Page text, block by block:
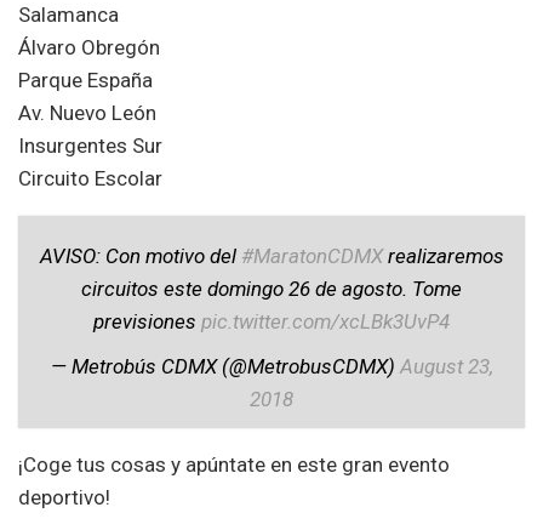
Salamanca
Álvaro Obregón
Parque España
Av. Nuevo León
Insurgentes Sur
Circuito Escolar
AVISO: Con motivo del #MaratonCDMXrealizaremos
circuitos este domingo 26 de agosto. Tome
previsiones pic.twitter.com/xcLBk3UvP4
— Metrobús CDMX (@MetrobusCDMX) August 23,
2018
¡Coge tus cosas y apúntate en este gran evento
deportivo!